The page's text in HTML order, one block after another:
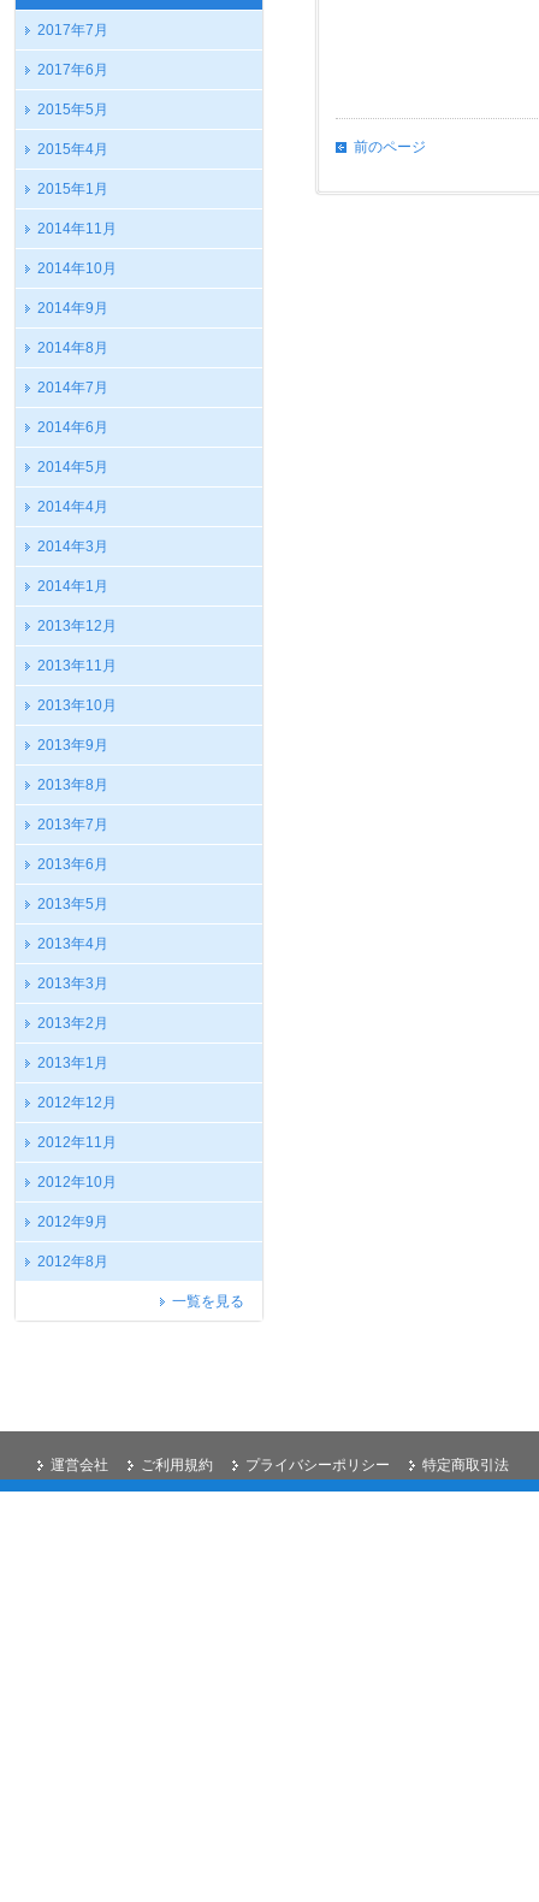
2017年7月
2017年6月
2015年5月
2015年4月
2015年1月
2014年11月
2014年10月
2014年9月
2014年8月
2014年7月
2014年6月
2014年5月
2014年4月
2014年3月
2014年1月
2013年12月
2013年11月
2013年10月
2013年9月
2013年8月
2013年7月
2013年6月
2013年5月
2013年4月
2013年3月
2013年2月
2013年1月
2012年12月
2012年11月
2012年10月
2012年9月
2012年8月
一覧を見る
前のページ
特定商取引法
プライバシーポリシー
ご利用規約
運営会社